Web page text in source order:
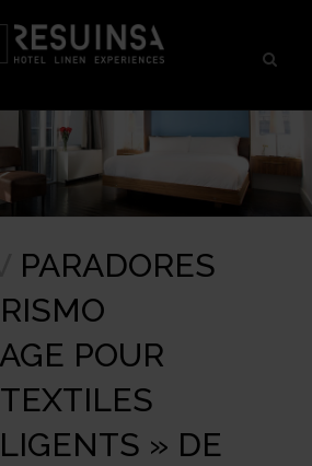
PARADORES
POUR
» DE